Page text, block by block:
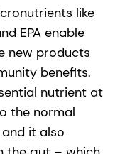
like
EPA enable
new products
benefits.
nutrient at
the normal
it also